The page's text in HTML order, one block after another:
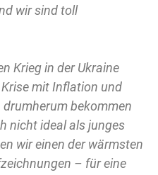
wir sind toll
Krieg in der Ukraine
mit Inflation und
bekommen
nicht ideal als junges
wir einen der wärmsten
– für eine